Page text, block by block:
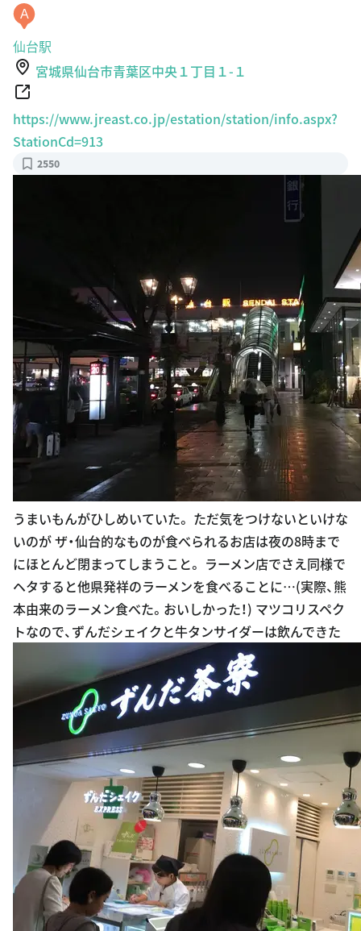
A
仙台駅
宮城県仙台市青葉区中央１丁目１-１
https://www.jreast.co.jp/estation/station/info.aspx?
StationCd=913
2550
うまいもんがひしめいていた。 ただ気をつけないといけな
いのが ザ・仙台的なものが食べられるお店は夜の8時まで
にほとんど閉まってしまうこと。 ラーメン店でさえ同様で
ヘタすると他県発祥のラーメンを食べることに…(実際、熊
本由来のラーメン食べた。おいしかった！) マツコリスペク
トなので、ずんだシェイクと牛タンサイダーは飲んできた